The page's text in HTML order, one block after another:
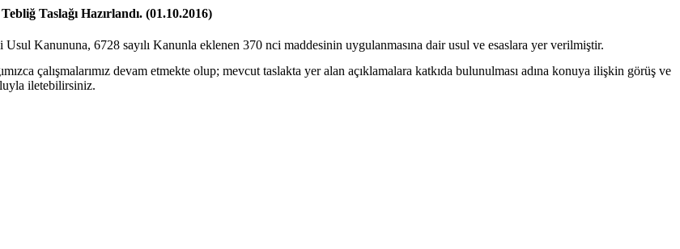
Taslağı Hazırlandı. (01.10.2016)
Kanununa, 6728 sayılı Kanunla eklenen 370 nci maddesinin uygulanmasına dair usul ve esaslara yer verilmiştir.
çalışmalarımız devam etmekte olup; mevcut taslakta yer alan açıklamalara katkıda bulunulması adına konuya ilişkin görüş ve
iletebilirsiniz.